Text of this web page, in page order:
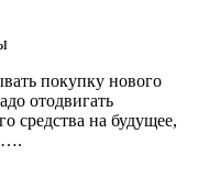
покупку нового
отодвигать
средства на будущее,